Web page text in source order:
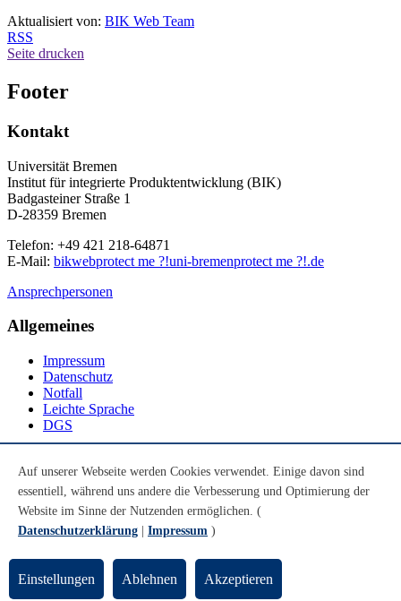
Aktualisiert von: BIK Web Team
RSS
Seite drucken
Footer
Kontakt
Universität Bremen
Institut für integrierte Produktentwicklung (BIK)
Badgasteiner Straße 1
D-28359 Bremen
Telefon: +49 421 218-64871
E-Mail: bikwebprotect me ?!uni-bremenprotect me ?!.de
Ansprechpersonen
Allgemeines
Impressum
Datenschutz
Notfall
Leichte Sprache
DGS
Youtube
Instagram
LinkedIn
© Universität Bremen 2026
Zum Seitenende springen Zum Seitenanfang springen
Auf unserer Webseite werden Cookies verwendet. Einige davon sind
essentiell, während uns andere die Verbesserung und Optimierung der
Website im Sinne der Nutzenden ermöglichen. (
Datenschutzerklärung
Impressum )
Einstellungen Ablehnen Akzeptieren